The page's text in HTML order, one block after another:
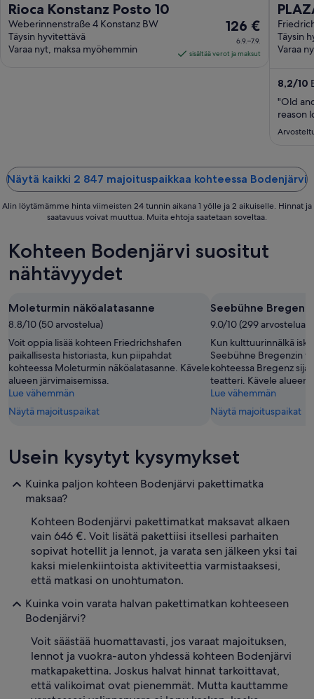
Rioca Konstanz Posto 10
Weberinnenstraße 4 Konstanz BW
Täysin hyvitettävä
Varaa nyt, maksa myöhemmin
Hinta
on
126 €
126 €
6.9.–7.9.
sisältää verot ja maksut
Täysin
Varaa
8,2/10
"Old
reason
Näytä kaikki 2 847 majoituspaikkaa kohteessa Bodenjärvi
Alin löytämämme hinta viimeisten 24 tunnin aikana 1 yölle ja 2 aikuiselle. Hinnat ja
saatavuus voivat muuttua. Muita ehtoja saatetaan soveltaa.
Kohteen Bodenjärvi suositut
nähtävyydet
Moleturmin näköalatasanne
8.8/10 (50 arvostelua)
Voit oppia lisää kohteen Friedrichshafen
paikallisesta historiasta, kun piipahdat
kohteessa Moleturmin näköalatasanne. Kävele
alueen järvimaisemissa.
Lue vähemmän
Näytä majoituspaikat
Seebühne
9.0/10 (299 arvostelua)
Kun kulttuurinnälkä
Seebühne Bregenzin
kohteessa Bregenz
teatteri. Kävele alueen
Lue vähemmän
Näytä majoituspaikat
Usein kysytyt kysymykset
Kuinka paljon kohteen Bodenjärvi pakettimatka
maksaa?
Kohteen Bodenjärvi pakettimatkat maksavat alkaen
vain 646 €. Voit lisätä pakettiisi itsellesi parhaiten
sopivat hotellit ja lennot, ja varata sen jälkeen yksi tai
kaksi mielenkiintoista aktiviteettia varmistaaksesi,
että matkasi on unohtumaton.
Kuinka voin varata halvan pakettimatkan kohteeseen
Bodenjärvi?
Voit säästää huomattavasti, jos varaat majoituksen,
lennot ja vuokra-auton yhdessä kohteen Bodenjärvi
matkapakettina. Joskus halvat hinnat tarkoittavat,
että valikoimat ovat pienemmät. Mutta kauttamme